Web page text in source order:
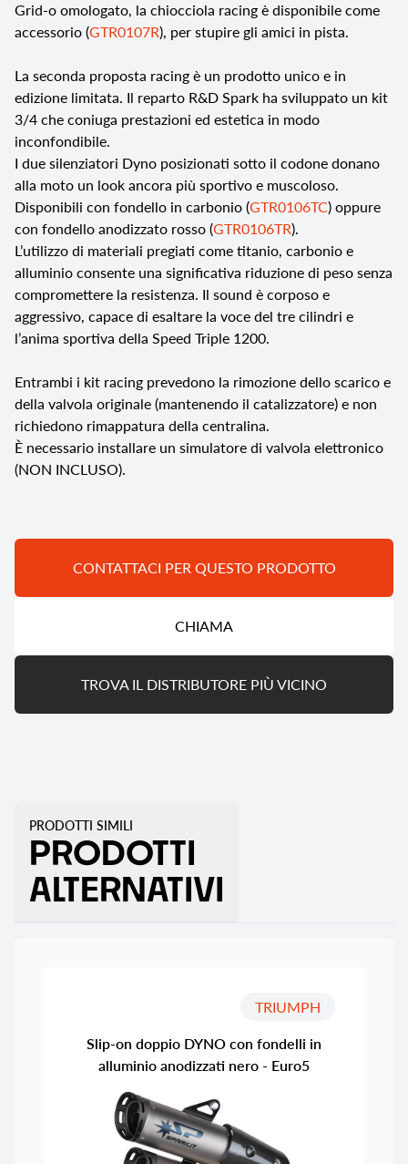
Grid-o omologato, la chiocciola racing è disponibile come
accessorio (GTR0107R), per stupire gli amici in pista.
La seconda proposta racing è un prodotto unico e in
edizione limitata. Il reparto R&D Spark ha sviluppato un kit
3/4 che coniuga prestazioni ed estetica in modo
inconfondibile.
I due silenziatori Dyno posizionati sotto il codone donano
alla moto un look ancora più sportivo e muscoloso.
Disponibili con fondello in carbonio (GTR0106TC) oppure
con fondello anodizzato rosso (GTR0106TR).
L’utilizzo di materiali pregiati come titanio, carbonio e
alluminio consente una significativa riduzione di peso senza
compromettere la resistenza. Il sound è corposo e
aggressivo, capace di esaltare la voce del tre cilindri e
l’anima sportiva della Speed Triple 1200.
Entrambi i kit racing prevedono la rimozione dello scarico e
della valvola originale (mantenendo il catalizzatore) e non
richiedono rimappatura della centralina.
È necessario installare un simulatore di valvola elettronico
(NON INCLUSO).
CONTATTACI PER QUESTO PRODOTTO
CHIAMA
TROVA IL DISTRIBUTORE PIÙ VICINO
PRODOTTI SIMILI
PRODOTTI
ALTERNATIVI
TRIUMPH
Slip-on doppio DYNO con fondelli in
alluminio anodizzati nero - Euro5